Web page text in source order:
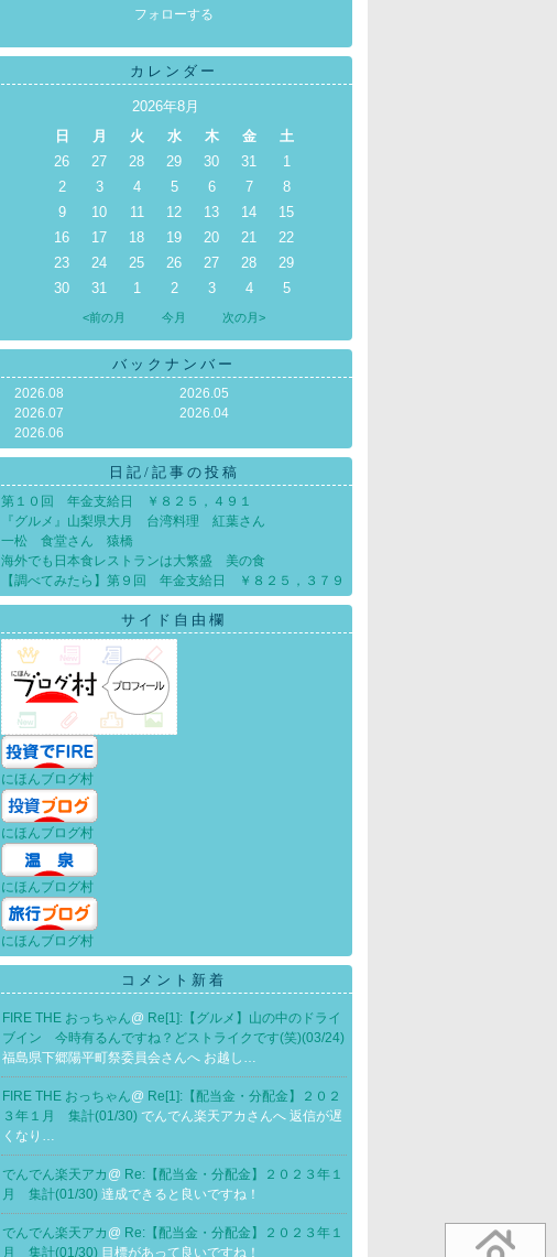
フォローする
カレンダー
2026年8月
日
月 火 水 木 金
土
26
27 28 29 30 31
1
2
3 4 5 6 7
8
9
10 11 12 13 14
15
16
17 18 19 20 21
22
23
24 25 26 27 28
29
30
31 1 2 3 4 5
<前の月 今月 次の月>
バックナンバー
2026.08
2026.07
2026.06
2026.05
2026.04
日記/記事の投稿
第１０回 年金支給日 ￥８２５，４９１
『グルメ』山梨県大月 台湾料理 紅葉さん
一松 食堂さん 猿橋
海外でも日本食レストランは大繁盛 美の食
【調べてみたら】第９回 年金支給日 ￥８２５，３７９
サイド自由欄
にほんブログ村
にほんブログ村
にほんブログ村
にほんブログ村
コメント新着
FIRE THE おっちゃん@ Re[1]:【グルメ】山の中のドライ
ブイン 今時有るんですね？どストライクです(笑)(03/24)
福島県下郷陽平町祭委員会さんへ お越し…
FIRE THE おっちゃん@ Re[1]:【配当金・分配金】２０２
３年１月 集計(01/30) でんでん楽天アカさんへ 返信が遅
くなり…
でんでん楽天アカ @ Re:【配当金・分配金】２０２３年１
月 集計(01/30) 達成できると良いですね！
でんでん楽天アカ @ Re:【配当金・分配金】２０２３年１
月 集計(01/30) 目標があって良いですね！